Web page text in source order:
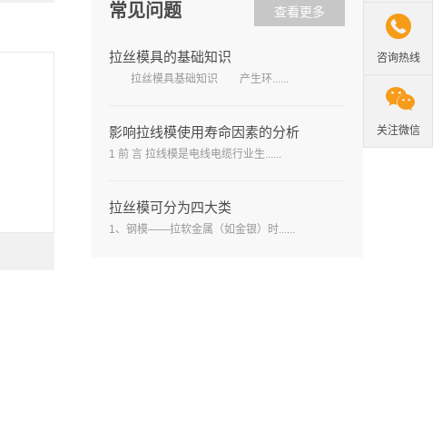
常见问题 查看更多
拉丝模具的基础知识
拉丝模具基础知识 产生环......
影响拉线模使用寿命因素的分析
1 前 言 拉线模是电线电缆行业生......
拉丝模可分为四大类
1、钢模——拉软金属（如金银）时......

咨询热线

关注微信